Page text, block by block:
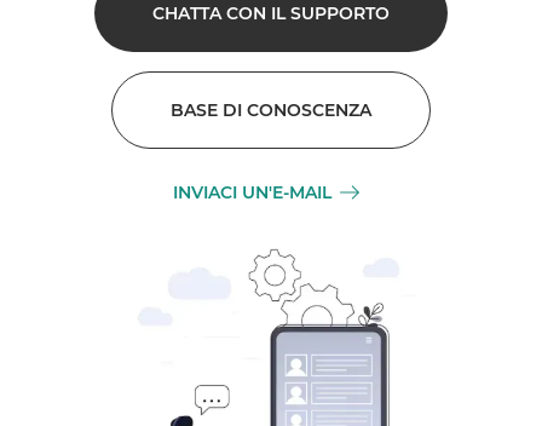
CHATTA CON IL SUPPORTO
BASE DI CONOSCENZA
INVIACI UN'E-MAIL